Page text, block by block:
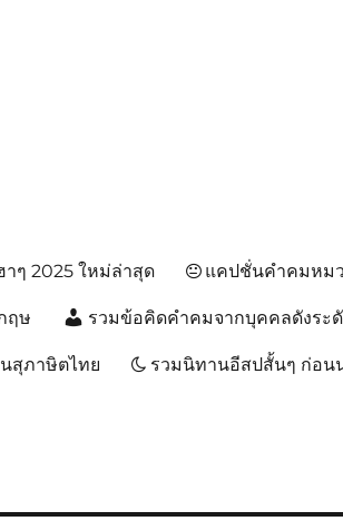
ๆ 2025 ใหม่ล่าสุด แคปชั่นคำคมหม
ฤษ รวมข้อคิดคำคมจากบุคคลดังระ
สุภาษิตไทย รวมนิทานอีสปสั้นๆ ก่อน